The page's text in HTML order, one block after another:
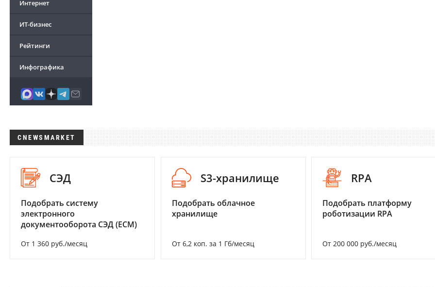
Интернет
ИТ-бизнес
Рейтинги
Инфографика
CNEWSMARKET
СЭД
Подобрать систему
электронного
документооборота СЭД (ECM)
От 1 360 руб./месяц
S3-хранилище
Подобрать облачное
хранилище
От 6,2 коп. за 1 Гб/месяц
RPA
Подобрать платформу
роботизации RPA
От 200 000 руб./месяц